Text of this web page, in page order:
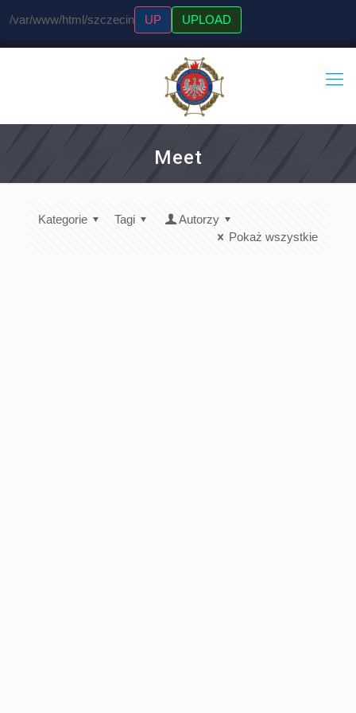
/var/www/html/szczecin UP UPLOAD
Meet
Kategorie Tagi
Autorzy
Pokaż wszystkie